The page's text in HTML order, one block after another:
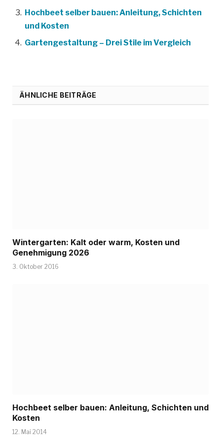
Hochbeet selber bauen: Anleitung, Schichten
und Kosten
Gartengestaltung – Drei Stile im Vergleich
ÄHNLICHE BEITRÄGE
Wintergarten: Kalt oder warm, Kosten und
Genehmigung 2026
3. Oktober 2016
Hochbeet selber bauen: Anleitung, Schichten und
Kosten
12. Mai 2014